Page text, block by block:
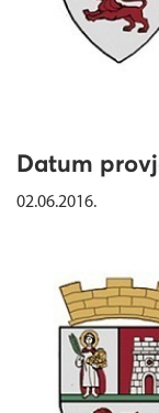
Datum
02.06.2016.